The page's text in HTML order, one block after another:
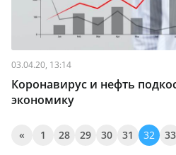
03.04.20, 13:14
Коронавирус и нефть
экономику
« 1 28 29 30 31 32 33